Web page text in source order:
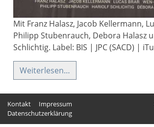
Mit Franz Halasz, Jacob Kellermann,
Philipp Stubenrauch, Debora Halasz
Schlichtig. Label: BIS | JPC (SACD) |
Weiterlesen…
Kontakt
Impressum
Datenschutzerklärung